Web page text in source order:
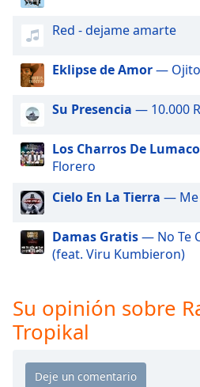
Beginning
window.
Escape
cancel
and
close
window.
Text
Color
Text
Background
Red - dejame amarte
Eklipse de Amor—
Su Presencia — 10.000
Los Charros De Lumaco
Florero
Cielo En La Tierra — Me
Damas Gratis— No Te
(feat. Viru Kumbieron)
Su opinión sobre
Tropikal